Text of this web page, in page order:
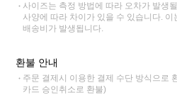
사이즈는 측정 방법에 따라 오차가 발생
사양에 따라 차이가 있을 수 있습니다. 이
배송비가 발생됩니다.
환불 안내
주문 결제시 이용한 결제 수단 방식으로
카드 승인취소로 환불)